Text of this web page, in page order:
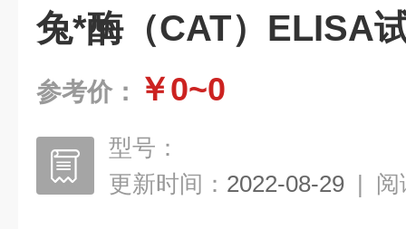
兔*酶（CAT）ELISA
参考价： ￥0~0
型号：
更新时间： 2022-08-29 | 阅